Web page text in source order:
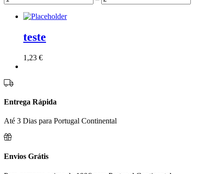
teste
1,23 €
Entrega Rápida
Até 3 Dias para Portugal Continental
Envios Grátis